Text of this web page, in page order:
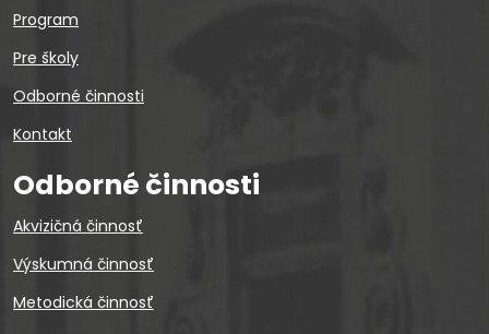
Program
Pre školy
Odborné činnosti
Kontakt
Odborné činnosti
Akvizičná činnosť
Výskumná činnosť
Metodická činnosť